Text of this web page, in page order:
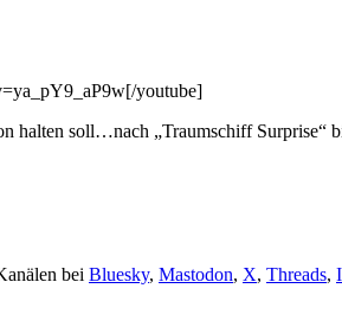
youtube]
halten soll…nach „Traumschiff Surprise“
bei Bluesky, Mastodon, X, Threads,